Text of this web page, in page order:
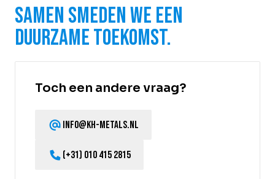
Samen smeden we een
duurzame toekomst.
Toch een andere vraag?
info@kh-metals.nl
(+31) 010 415 2815